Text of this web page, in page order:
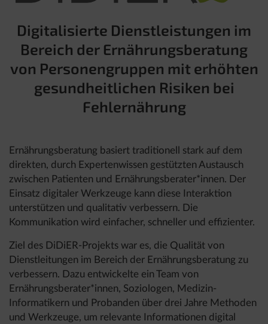
Digitalisierte Dienstleistungen im
Bereich der Ernährungsberatung
von Personengruppen mit erhöhten
gesundheitlichen Risiken bei
Fehlernährung
Ernährungsberatung basiert traditionell stark auf dem
direkten, durch Expertenwissen gestützten Austausch
zwischen Patienten und Ernährungsberater*innen. Der
Einsatz digitaler Werkzeuge kann diese Interaktion
unterstützen und qualitativ verbessern. Die
Kommunikation wird einfacher, schneller und effizienter.
Ziel des DiDiER-Projekts war es, die Qualität von
Dienstleitungen im Bereich der Ernährungsberatung zu
verbessern. Dazu entwickelte ein Team von
Ernährungsberater*innen, Soziologen, Medizin-
Informatikern und Probanden über drei Jahre Methoden
und Werkzeuge, um relevante Informationen digital